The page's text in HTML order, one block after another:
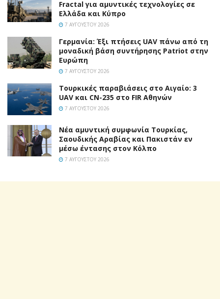
Fractal για αμυντικές τεχνολογίες σε
Ελλάδα και Κύπρο
7 ΑΥΓΟΎΣΤΟΥ 2026
Γερμανία: Έξι πτήσεις UAV πάνω από τη
μοναδική βάση συντήρησης Patriot στην
Ευρώπη
7 ΑΥΓΟΎΣΤΟΥ 2026
Τουρκικές παραβιάσεις στο Αιγαίο: 3
UAV και CN-235 στο FIR Αθηνών
7 ΑΥΓΟΎΣΤΟΥ 2026
Νέα αμυντική συμφωνία Τουρκίας,
Σαουδικής Αραβίας και Πακιστάν εν
μέσω έντασης στον Κόλπο
7 ΑΥΓΟΎΣΤΟΥ 2026